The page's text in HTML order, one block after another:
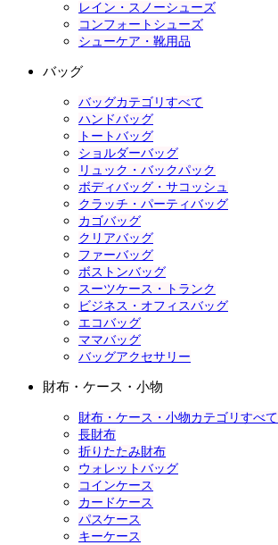
レイン・スノーシューズ
コンフォートシューズ
シューケア・靴用品
バッグ
バッグカテゴリすべて
ハンドバッグ
トートバッグ
ショルダーバッグ
リュック・バックパック
ボディバッグ・サコッシュ
クラッチ・パーティバッグ
カゴバッグ
クリアバッグ
ファーバッグ
ボストンバッグ
スーツケース・トランク
ビジネス・オフィスバッグ
エコバッグ
ママバッグ
バッグアクセサリー
財布・ケース・小物
財布・ケース・小物カテゴリすべて
長財布
折りたたみ財布
ウォレットバッグ
コインケース
カードケース
パスケース
キーケース